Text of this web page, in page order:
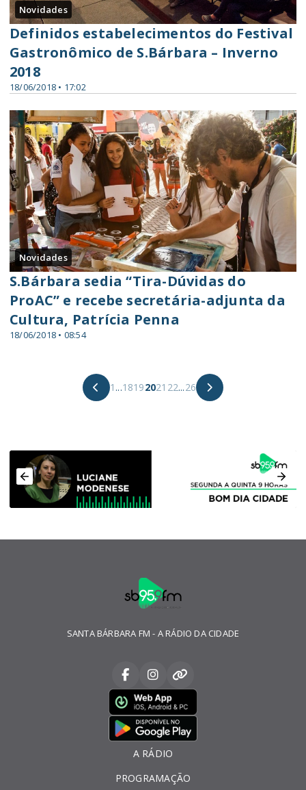
Novidades
18/06/2018 • 17:02
Definidos estabelecimentos do Festival
Gastronômico de S.Bárbara – Inverno
2018
Novidades
18/06/2018 • 08:54
S.Bárbara sedia “Tira-Dúvidas do
ProAC” e recebe secretária-adjunta da
Cultura, Patrícia Penna
1 ...18192021 22...26
SANTA BÁRBARA FM - A RÁDIO DA CIDADE
A RÁDIO
PROGRAMAÇÃO